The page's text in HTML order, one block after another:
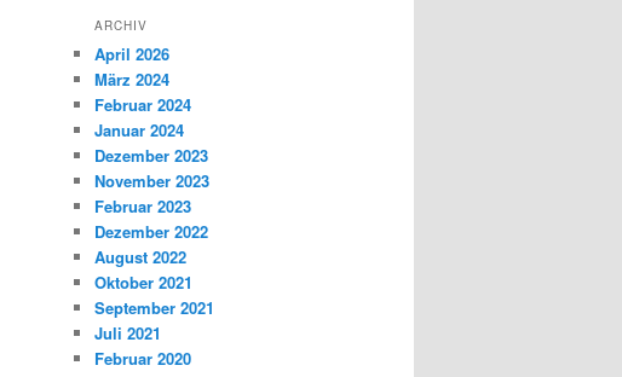
ARCHIV
April 2026
März 2024
Februar 2024
Januar 2024
Dezember 2023
November 2023
Februar 2023
Dezember 2022
August 2022
Oktober 2021
September 2021
Juli 2021
Februar 2020